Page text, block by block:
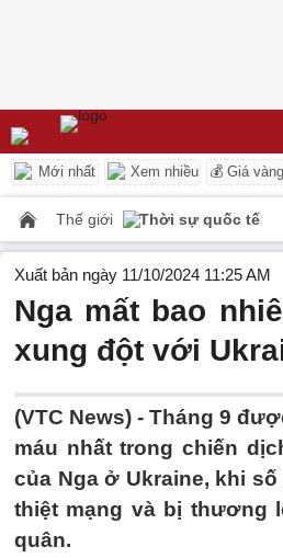
Mới nhất Xem nhiều 💰 Giá vàng
Thế giới Thời sự quốc tế
Xuất bản ngày 11/10/2024 11:25 AM
Nga mất bao
xung đột với
(VTC News) - Tháng 9
máu nhất trong chiến
của Nga ở Ukraine, khi
thiệt mạng và bị thương
quân.